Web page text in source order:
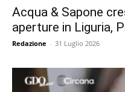
Acqua & Sapone
aperture in Liguria,
Redazione - 31 Luglio 2026